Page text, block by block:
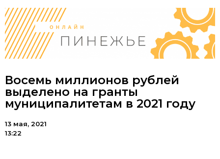
Восемь миллионов рублей
выделено на гранты
муниципалитетам в 2021 году
13 мая, 2021
13:22